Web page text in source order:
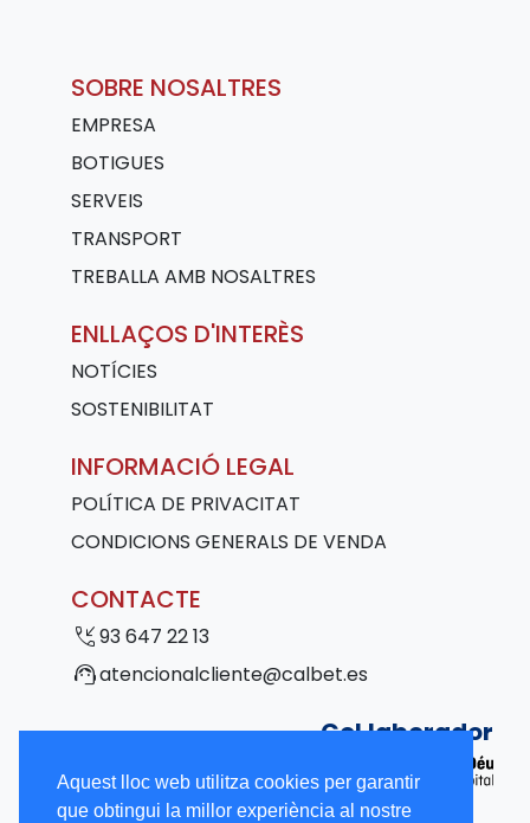
Aquest lloc web utilitza cookies per garantir
que obtingui la millor experiència al nostre
SOBRE NOSALTRES
EMPRESA
BOTIGUES
SERVEIS
TRANSPORT
TREBALLA AMB NOSALTRES
ENLLAÇOS D'INTERÈS
NOTÍCIES
SOSTENIBILITAT
INFORMACIÓ LEGAL
POLÍTICA DE PRIVACITAT
CONDICIONS GENERALS DE VENDA
CONTACTE
phone_callback93 647 22 13
support_agentatencionalcliente@calbet.es
Col·laborador